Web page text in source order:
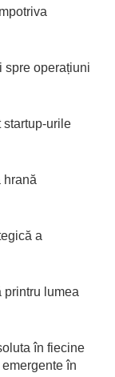
spre operațiuni
startup-urile
hrană
a
printru lumea
în fiecine
în